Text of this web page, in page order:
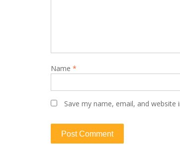
Name *
Save my name, email, and